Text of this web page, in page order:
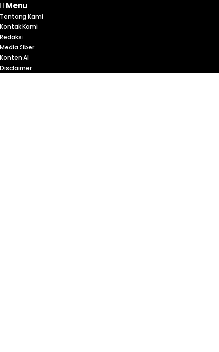
Menu
Tentang Kami
Kontak Kami
Redaksi
Media Siber
Konten AI
Disclaimer